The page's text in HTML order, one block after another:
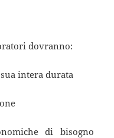
dovranno:
intera durata
di bisogno